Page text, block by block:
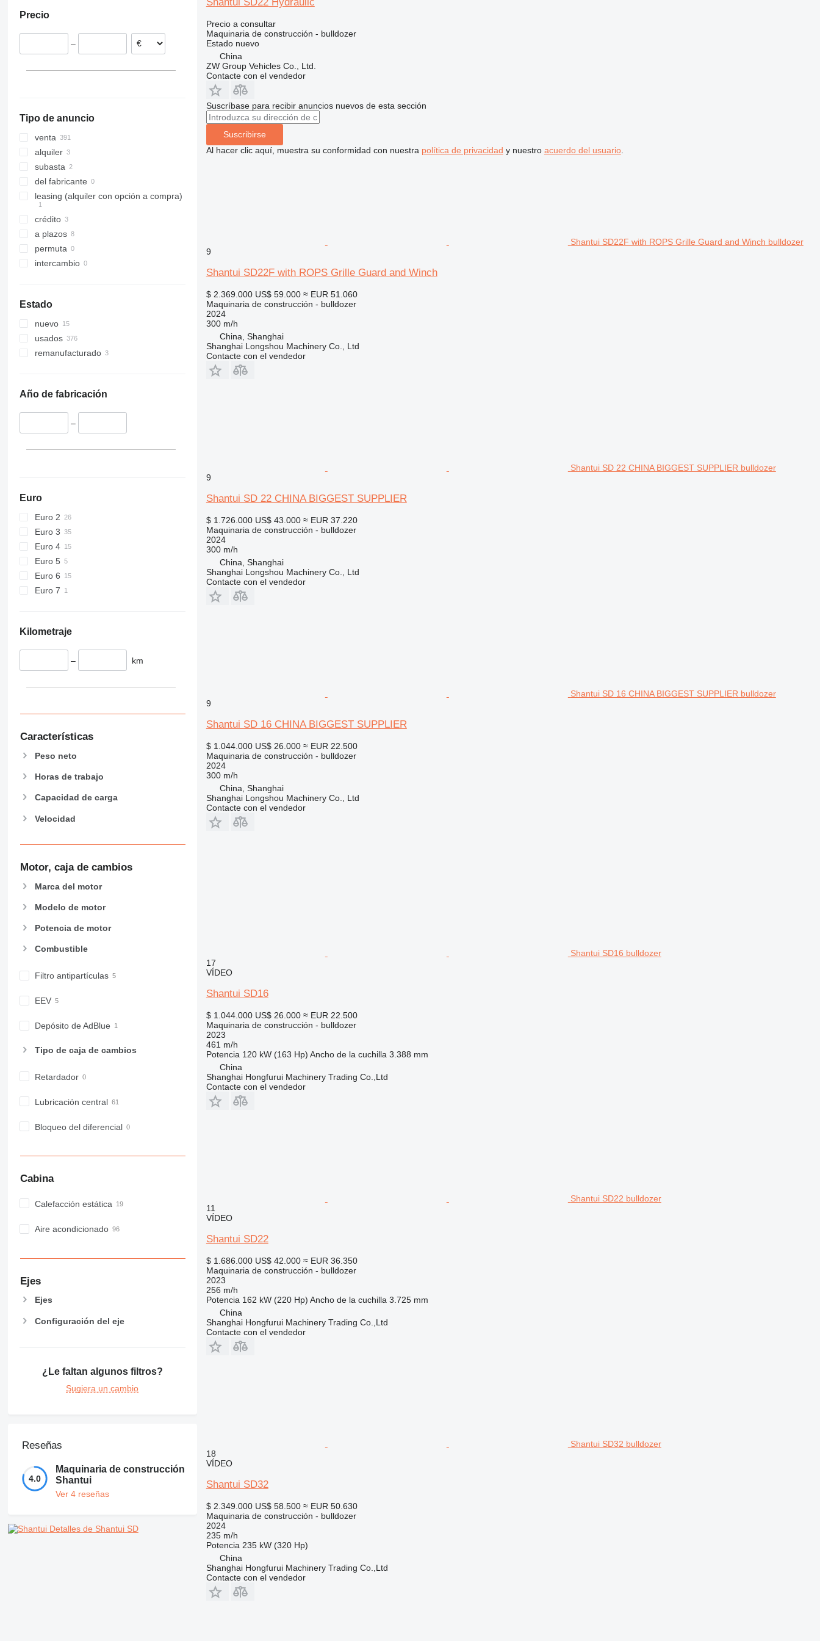
313
314
320
321
322
323
324
325
329
330
336
340
365
374
390
420
424
589
826
906
907
908
910
924
926
955
966
972
980
990
992
C-series
CB
E-series
GC
M-series
PM
436
437
8026
8030
8035
CT
JS
JZ
S-Series
TM
VMT
Vibromax
3394
4069
Toucan
XS
XZ
Precio
–
Tipo de anuncio
venta
alquiler
subasta
del fabricante
leasing (alquiler con opción a compra)
crédito
a plazos
permuta
intercambio
Estado
nuevo
usados
remanufacturado
Año de fabricación
–
Euro
Euro 2
Euro 3
Euro 4
Euro 5
Euro 6
Euro 7
Kilometraje
– km
Características
Peso neto
Horas de trabajo
Capacidad de carga
Velocidad
Motor, caja de cambios
Marca del motor
Modelo de motor
Potencia de motor
Combustible
Filtro antipartículas
EEV
Depósito de AdBlue
Tipo de caja de cambios
Retardador
Lubricación central
Bloqueo del diferencial
Cabina
Calefacción estática
Aire acondicionado
Ejes
Ejes
Configuración del eje
¿Le faltan algunos filtros?
Sugiera un cambio
Reseñas
4.0
Maquinaria de construcción
Shantui
Ver 4 reseñas
Detalles de Shantui SD
Precio a consultar
Maquinaria de construcción - bulldozer
Estadonuevo
China
ZW Group Vehicles Co., Ltd.
Contacte con el vendedor
Suscríbase para recibir anuncios nuevos de esta sección
Suscribirse
Al hacer clic aquí, muestra su conformidad con nuestra política de privacidad y nuestro acuerdo del usuario.
Shantui SD22F with ROPS Grille Guard and Winch bulldozer
9
Shantui SD22F with ROPS Grille Guard and Winch
$ 2.369.000 US$ 59.000 ≈ EUR 51.060
Maquinaria de construcción - bulldozer
2024
300 m/h
China, Shanghai
Shanghai Longshou Machinery Co., Ltd
Contacte con el vendedor
Shantui SD 22 CHINA BIGGEST SUPPLIER bulldozer
9
Shantui SD 22 CHINA BIGGEST SUPPLIER
$ 1.726.000 US$ 43.000 ≈ EUR 37.220
Maquinaria de construcción - bulldozer
2024
300 m/h
China, Shanghai
Shanghai Longshou Machinery Co., Ltd
Contacte con el vendedor
Shantui SD 16 CHINA BIGGEST SUPPLIER bulldozer
9
Shantui SD 16 CHINA BIGGEST SUPPLIER
$ 1.044.000 US$ 26.000 ≈ EUR 22.500
Maquinaria de construcción - bulldozer
2024
300 m/h
China, Shanghai
Shanghai Longshou Machinery Co., Ltd
Contacte con el vendedor
Shantui SD16 bulldozer
17
VÍDEO
Shantui SD16
$ 1.044.000 US$ 26.000 ≈ EUR 22.500
Maquinaria de construcción - bulldozer
2023
461 m/h
Potencia 120 kW (163 Hp) Ancho de la cuchilla 3.388 mm
China
Shanghai Hongfurui Machinery Trading Co.,Ltd
Contacte con el vendedor
Shantui SD22 bulldozer
11
VÍDEO
Shantui SD22
$ 1.686.000 US$ 42.000 ≈ EUR 36.350
Maquinaria de construcción - bulldozer
2023
256 m/h
Potencia 162 kW (220 Hp) Ancho de la cuchilla 3.725 mm
China
Shanghai Hongfurui Machinery Trading Co.,Ltd
Contacte con el vendedor
Shantui SD32 bulldozer
18
VÍDEO
Shantui SD32
$ 2.349.000 US$ 58.500 ≈ EUR 50.630
Maquinaria de construcción - bulldozer
2024
235 m/h
Potencia 235 kW (320 Hp)
China
Shanghai Hongfurui Machinery Trading Co.,Ltd
Contacte con el vendedor